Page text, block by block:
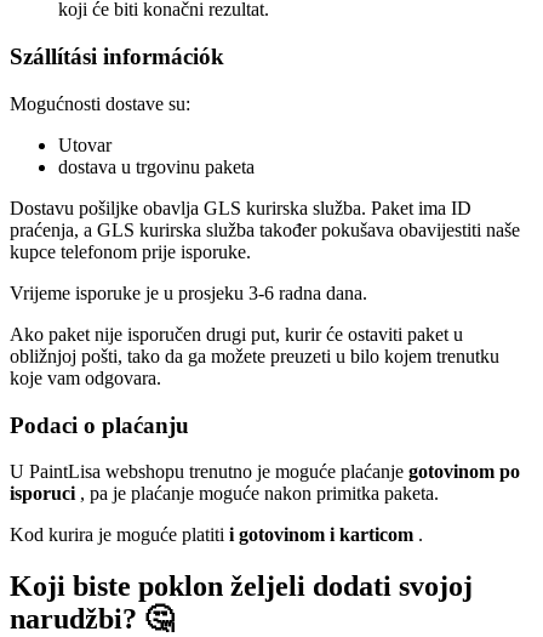
koji će biti konačni rezultat.
Szállítási információk
Mogućnosti dostave su:
Utovar
dostava u trgovinu paketa
Dostavu pošiljke obavlja GLS kurirska služba. Paket ima ID
praćenja, a GLS kurirska služba također pokušava obavijestiti naše
kupce telefonom prije isporuke.
Vrijeme isporuke je u prosjeku 3-6 radna dana.
Ako paket nije isporučen drugi put, kurir će ostaviti paket u
obližnjoj pošti, tako da ga možete preuzeti u bilo kojem trenutku
koje vam odgovara.
Podaci o plaćanju
U PaintLisa webshopu trenutno je moguće plaćanje gotovinom po
isporuci , pa je plaćanje moguće nakon primitka paketa.
Kod kurira je moguće platiti i gotovinom i karticom .
Koji biste poklon željeli dodati svojoj
narudžbi? 🤔